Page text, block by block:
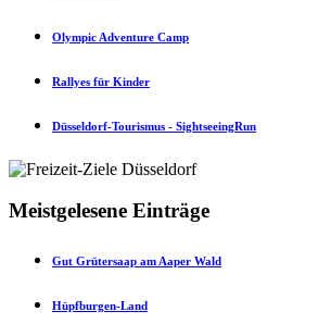
Olympic Adventure Camp
Rallyes für Kinder
Düsseldorf-Tourismus - SightseeingRun
Meistgelesene Einträge
Gut Grütersaap am Aaper Wald
Hüpfburgen-Land